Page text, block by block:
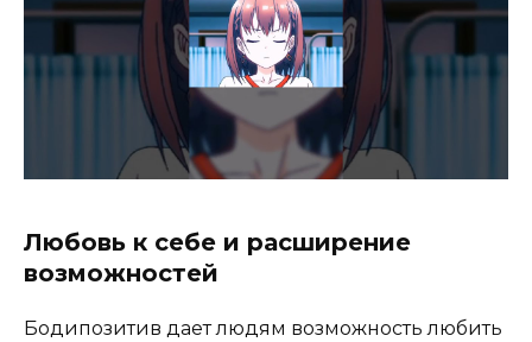
Любовь к себе и расширение
возможностей
Бодипозитив дает людям возможность любить